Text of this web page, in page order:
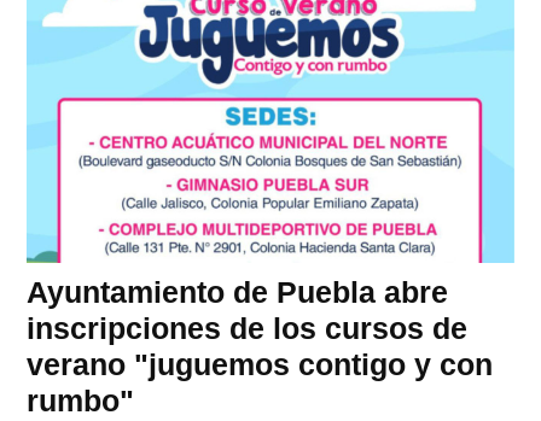
Ayuntamiento de Puebla abre
inscripciones de los cursos de
verano "juguemos contigo y con
rumbo"